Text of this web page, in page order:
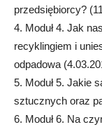
przedsiębiorcy?
4. Moduł 4. Jak
recyklingiem i
odpadowa
5. Moduł 5. Jakie
sztucznych oraz
6. Moduł 6. Na